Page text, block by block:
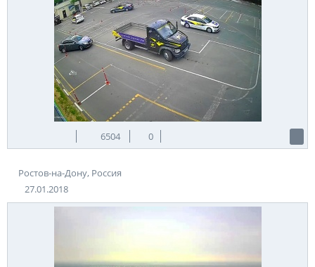
6504 0
Ростов-на-Дону, Россия
27.01.2018